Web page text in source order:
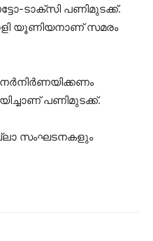
ടാക്‌സി പണിമുടക്ക്.
യൂണിയനാണ് സമരം
പണിമുടക്ക്.
സംഘടനകളും